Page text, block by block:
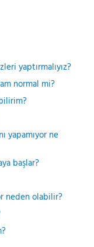
yaptırmalıyız?
normal mi?
yapamıyor ne
başlar?
neden olabilir?